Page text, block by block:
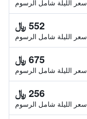
سعر الليلة شامل الرسوم
552 ﷼
سعر الليلة شامل الرسوم
675 ﷼
سعر الليلة شامل الرسوم
256 ﷼
سعر الليلة شامل الرسوم